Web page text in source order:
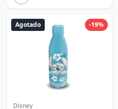
-19%
Agotado
Disney